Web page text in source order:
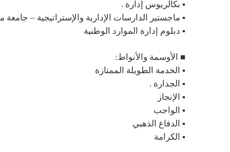
▪︎ بكالريوس إدارة .
▪︎ ماجستير الدارسات الإدارية والإستراتيجية – جامعة
▪︎ دبلوم إدارة الموارد الوطنية
■ الأوسمة والأنواط:
▪︎ الخدمة الطويلة الممتازة
▪︎ الجدارة .
▪︎ الإنجاز
▪︎ الواجب
▪︎ الدفاع الذهبي
▪︎ الكرامة